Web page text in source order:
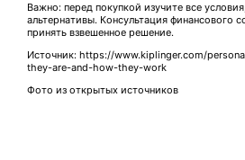
Важно: перед покупкой изучите все
альтернативы. Консультация финансового
принять взвешенное решение.
Источник: https://www.kiplinger.com/
they-are-and-how-they-work
Фото из открытых источников